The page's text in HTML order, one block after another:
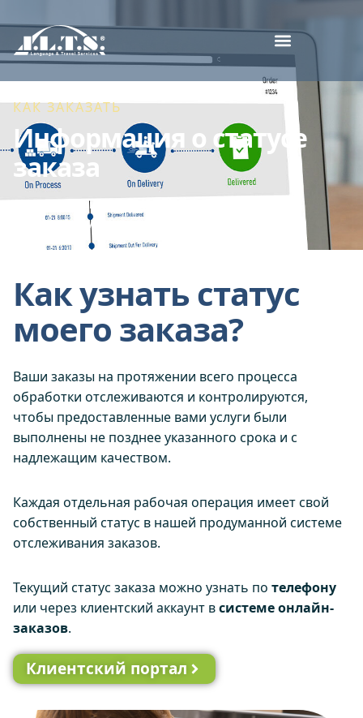
КАК ЗАКАЗАТЬ
Информация о статусе
заказа
Как заказать
Информация о статусе заказа
Как узнать статус
моего заказа?
Ваши заказы на протяжении всего процесса
обработки отслеживаются и контролируются,
чтобы предоставленные вами услуги были
выполнены не позднее указанного срока и с
надлежащим качеством.
Каждая отдельная рабочая операция имеет свой
собственный статус в нашей продуманной системе
отслеживания заказов.
Текущий статус заказа можно узнать по телефону
или через клиентский аккаунт всистеме онлайн-
заказов.
Клиентский портал